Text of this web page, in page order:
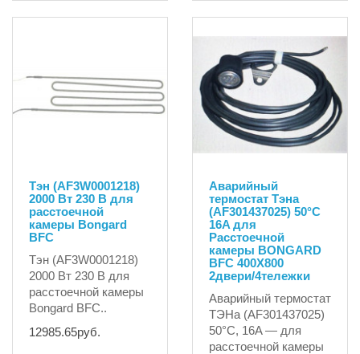
Тэн (AF3W0001218)
2000 Вт 230 В для
расстоечной
камеры Bongard
BFC
Тэн (AF3W0001218)
2000 Вт 230 В для
расстоечной камеры
Bongard BFC..
12985.65руб.
Аварийный
термостат Тэна
(AF301437025) 50°C
16A для
Расстоечной
камеры BONGARD
BFC 400X800
2двери/4тележки
Аварийный термостат
ТЭНа (AF301437025)
50°C, 16A — для
расстоечной камеры